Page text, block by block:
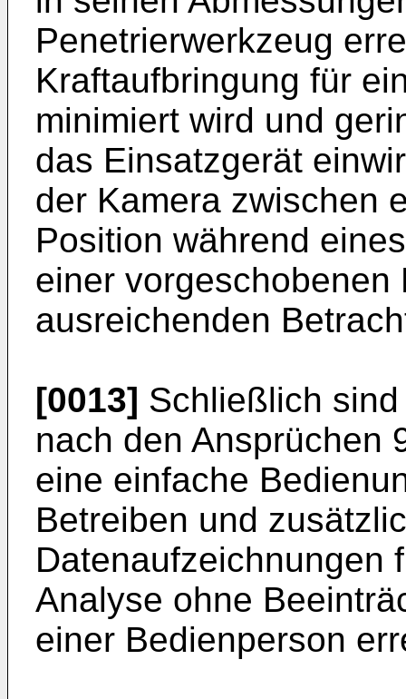
Penetrierwerkzeug
Kraftaufbringung für
minimiert wird und
das Einsatzgerät
der Kamera zwischen
Position während
einer
ausreichenden
[0013] Schließlich
nach den Ansprüchen
eine einfache
Betreiben und
Datenaufzeichnungen
Analyse ohne
einer Bedienperson